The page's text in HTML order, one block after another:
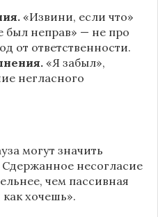
«Извини, если что»
был неправ» — не про
от ответственности.
«Я забыл»,
негласного
могут значить
несогласие
чем пассивная
как хочешь».